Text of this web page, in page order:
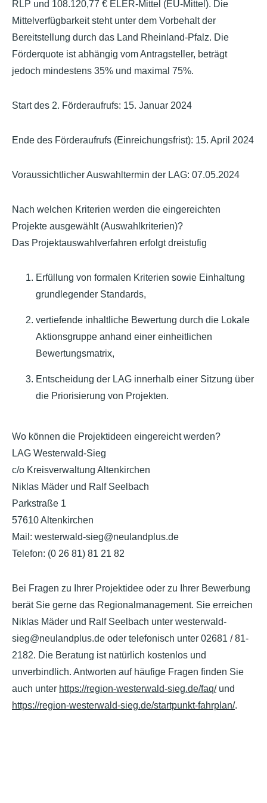
RLP und 108.120,77 € ELER-Mittel (EU-Mittel). Die
Mittelverfügbarkeit steht unter dem Vorbehalt der
Bereitstellung durch das Land Rheinland-Pfalz. Die
Förderquote ist abhängig vom Antragsteller, beträgt
jedoch mindestens 35% und maximal 75%.
Start des 2. Förderaufrufs: 15. Januar 2024
Ende des Förderaufrufs (Einreichungsfrist): 15. April 2024
Voraussichtlicher Auswahltermin der LAG: 07.05.2024
Nach welchen Kriterien werden die eingereichten
Projekte ausgewählt (Auswahlkriterien)?
Das Projektauswahlverfahren erfolgt dreistufig
Erfüllung von formalen Kriterien sowie Einhaltung
grundlegender Standards,
vertiefende inhaltliche Bewertung durch die Lokale
Aktionsgruppe anhand einer einheitlichen
Bewertungsmatrix,
Entscheidung der LAG innerhalb einer Sitzung über
die Priorisierung von Projekten.
Wo können die Projektideen eingereicht werden?
LAG Westerwald-Sieg
c/o Kreisverwaltung Altenkirchen
Niklas Mäder und Ralf Seelbach
Parkstraße 1
57610 Altenkirchen
Mail: westerwald-sieg@neulandplus.de
Telefon: (0 26 81) 81 21 82
Bei Fragen zu Ihrer Projektidee oder zu Ihrer Bewerbung
berät Sie gerne das Regionalmanagement. Sie erreichen
Niklas Mäder und Ralf Seelbach unter westerwald-
sieg@neulandplus.de oder telefonisch unter 02681 / 81-
2182. Die Beratung ist natürlich kostenlos und
unverbindlich. Antworten auf häufige Fragen finden Sie
auch unter https://region-westerwald-sieg.de/faq/und
https://region-westerwald-sieg.de/startpunkt-fahrplan/.